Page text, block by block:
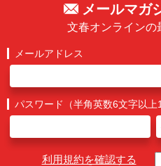
メールマガ
文春オンラインの
メールアドレス
パスワード（半角英数6文字以上
利用規約を確認する